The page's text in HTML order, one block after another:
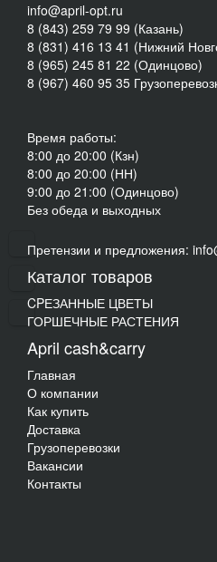
info@april-opt.ru
8 (843) 259 79 99 (Казань)
8 (831) 416 13 41 (Нижний
8 (965) 245 81 22 (Одинцово)
8 (967) 460 95 35
Время работы:
8:00 до 20:00 (Кзн)
8:00 до 20:00 (НН)
9:00 до 21:00 (Одинцово)
Без обеда и выходных
Претензии и предложения:
Каталог товаров
CPЕЗАННЫЕ ЦВЕТЫ
ГОРШЕЧНЫЕ РАСТЕНИЯ
April cash&carry
Главная
О компании
Как купить
Доставка
Грузоперевозки
Вакансии
Контакты